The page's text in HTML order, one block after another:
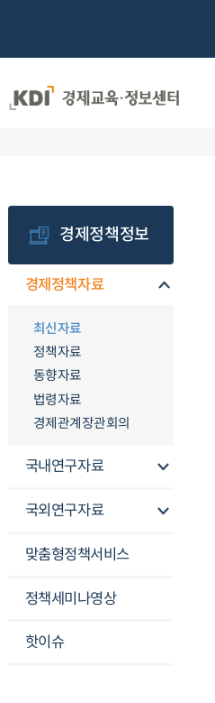
경제정책정보
경제정책자료
최신자료
정책자료
동향자료
법령자료
경제관계장관회의
국내연구자료
국외연구자료
맞춤형정책서비스
정책세미나영상
핫이슈